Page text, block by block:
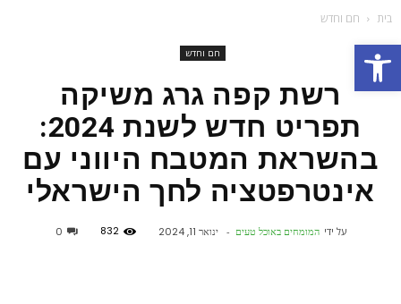
פתח סרגל נגישות
בית חם וחדש
חם וחדש
רשת קפה גרג משיקה
תפריט חדש לשנת 2024:
בהשראת המטבח היווני עם
אינטרפטציה לחך הישראלי
על ידי המומחים באוכל טעים - ינואר 11, 2024 832
0